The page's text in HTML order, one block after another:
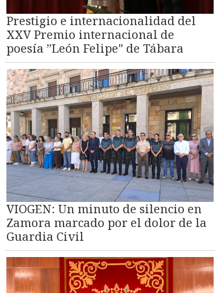
Prestigio e internacionalidad del
XXV Premio internacional de
poesía ”León Felipe" de Tábara
VIOGEN: Un minuto de silencio en
Zamora marcado por el dolor de la
Guardia Civil